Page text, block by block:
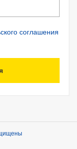
соглашения